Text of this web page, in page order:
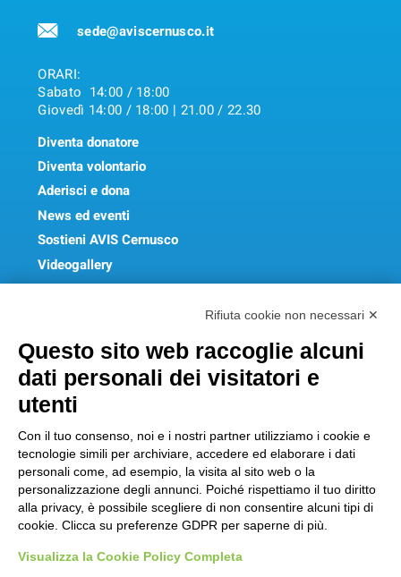
sede@aviscernusco.it
ORARI:
Sabato 14:00 / 18:00
Giovedì 14:00 / 18:00 | 21.00 / 22.30
Diventa donatore
Diventa volontario
Aderisci e dona
News ed eventi
Sostieni AVIS Cernusco
Videogallery
FAQ
Sede Legale:Piazza Matteotti, 8 – 20063 Cernusco sul
Naviglio (Milano)
Codice Fiscale: 97117830154 |
aviscernuscosulnaviglio@pec.aviscernusco.net
Cookie Policy
Rifiuta cookie non necessari ✕
Questo sito web raccoglie alcuni
dati personali dei visitatori e
utenti
Con il tuo consenso, noi e i nostri partner utilizziamo i cookie e
tecnologie simili per archiviare, accedere ed elaborare i dati
personali come, ad esempio, la visita al sito web o la
personalizzazione degli annunci. Poiché rispettiamo il tuo diritto
alla privacy, è possibile scegliere di non consentire alcuni tipi di
cookie. Clicca su preferenze GDPR per saperne di più.
Visualizza la Cookie Policy Completa